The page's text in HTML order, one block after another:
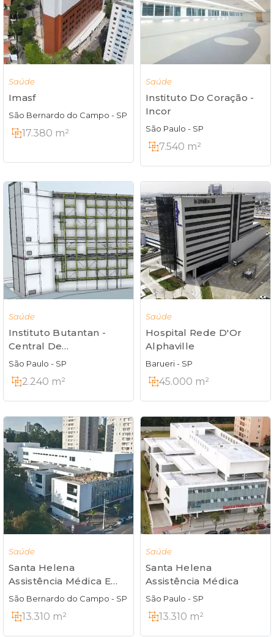
Saúde
Imasf
São Bernardo do Campo - SP
17.380 m²
Saúde
Instituto Do Coração -
Incor
São Paulo - SP
7.540 m²
Saúde
Instituto Butantan -
Central De
Armazenamento De
São Paulo - SP
2.240 m²
Saúde
Hospital Rede D'Or
Alphaville
Barueri - SP
45.000 m²
Saúde
Santa Helena
Assistência Médica E
Maternidade
São Bernardo do Campo - SP
13.310 m²
Saúde
Santa Helena
Assistência Médica
São Paulo - SP
13.310 m²